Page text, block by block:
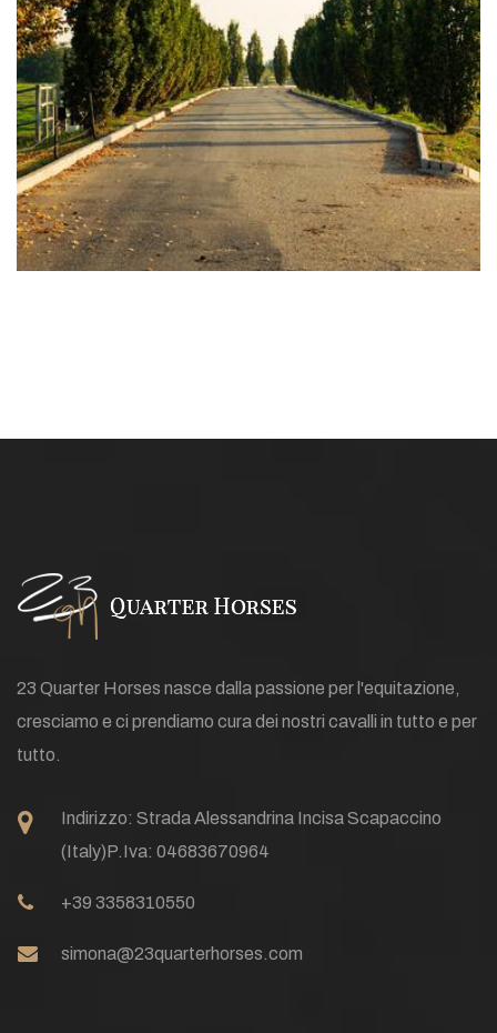
23 Quarter Horses nasce dalla passione per l'equitazione,
cresciamo e ci prendiamo cura dei nostri cavalli in tutto e per
tutto.
Indirizzo: Strada Alessandrina Incisa Scapaccino
(Italy)P.Iva: 04683670964
+39 3358310550
simona@23quarterhorses.com